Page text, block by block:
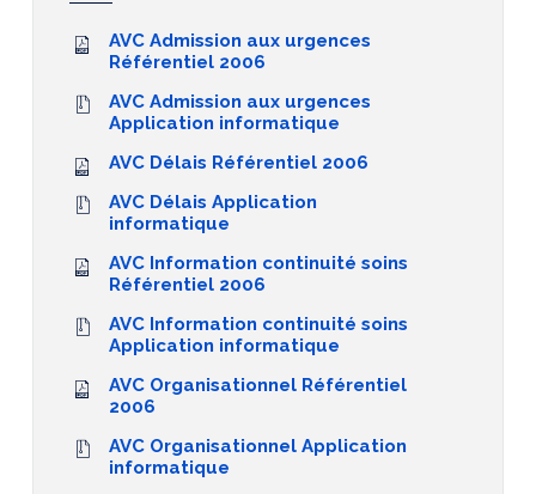
AVC Admission aux urgences
Référentiel 2006
AVC Admission aux urgences
Application informatique
AVC Délais Référentiel 2006
AVC Délais Application
informatique
AVC Information continuité soins
Référentiel 2006
AVC Information continuité soins
Application informatique
AVC Organisationnel Référentiel
2006
AVC Organisationnel Application
informatique